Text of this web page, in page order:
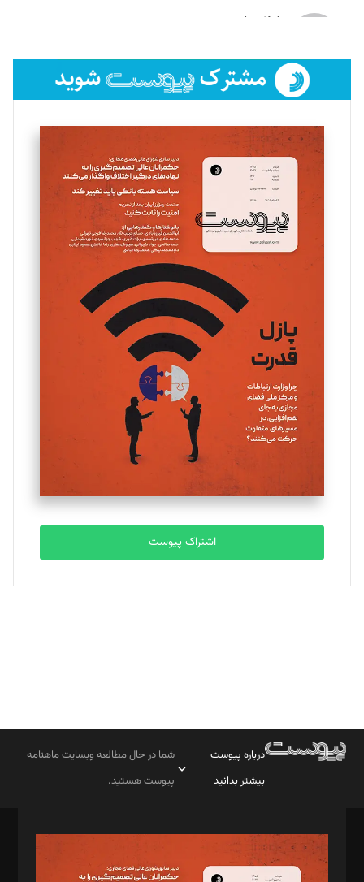
لیلا حنارود
فائزه فتحی رستمی
تحریریه
سروش کرمیان
تحریریه
مینا پاکدل
یسنا امان‌پور
تحریریه
ملینا جعفری
تحریریه
مصطفی مسجدی آرانی
تحریریه
بابک نقاش
تحریریه
اشتراک پیوست
درباره پیوست
بیشتر بدانید
شما در حال مطالعه وبسایت ماهنامه
پیوست هستید.
مدیر مسئول: محمدباقر اثنی‌عشری
سردبیر: مهرک محمودی